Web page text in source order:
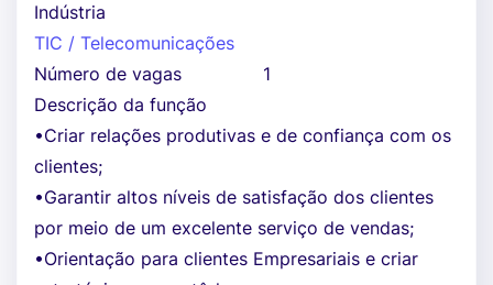
Indústria
TIC / Telecomunicações
Número de vagas
1
Descrição da função
•Criar relações produtivas e de confiança com os
clientes;
•Garantir altos níveis de satisfação dos clientes
por meio de um excelente serviço de vendas;
•Orientação para clientes Empresariais e criar